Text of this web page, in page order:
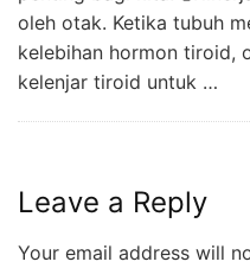
oleh otak. Ketika tubuh
kelebihan hormon tiroid,
kelenjar tiroid untuk …
Leave a Reply
Your email address will